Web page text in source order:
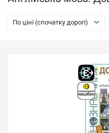
По ціні (спочатку дорогі)